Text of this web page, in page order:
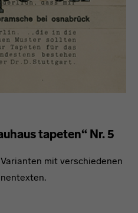
tapeten“ Nr. 5
mit verschiedenen